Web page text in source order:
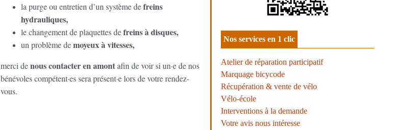
la purge ou entretien d’un système defreins
hydrauliques,
le changement de plaquettes defreins à disques,
un problème demoyeux à vitesses,
merci denous contacter en amontafin de voir si un·e de nos
bénévoles compétent·es sera présent·e lors de votre rendez-
vous.
Nos services en 1 clic
Atelier de réparation participatif
Marquage bicycode
Récupération & vente de vélo
Vélo-école
Interventions à la demande
Votre avis nous intéresse